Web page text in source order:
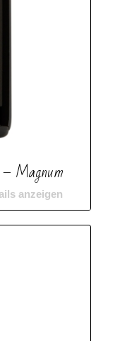
Magnum
anzeigen